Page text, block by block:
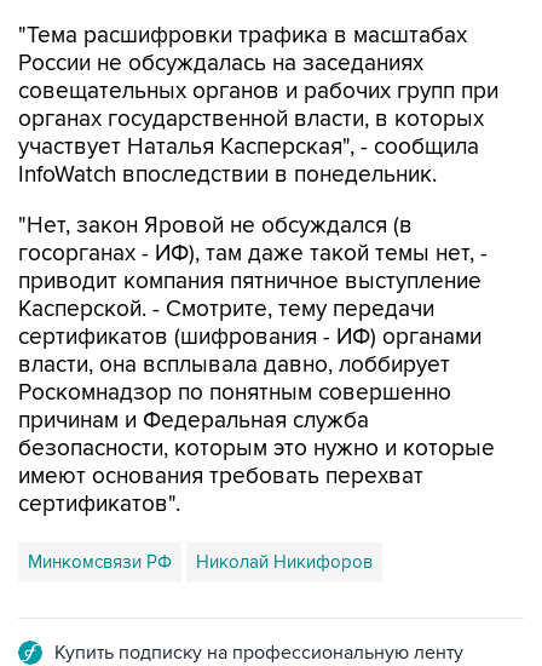
"Тема расшифровки трафика в масштабах
России не обсуждалась на заседаниях
совещательных органов и рабочих групп при
органах государственной власти, в которых
участвует Наталья Касперская", - сообщила
InfoWatch впоследствии в понедельник.
"Нет, закон Яровой не обсуждался (в
госорганах - ИФ), там даже такой темы нет, -
приводит компания пятничное выступление
Касперской. - Смотрите, тему передачи
сертификатов (шифрования - ИФ) органами
власти, она всплывала давно, лоббирует
Роскомнадзор по понятным совершенно
причинам и Федеральная служба
безопасности, которым это нужно и которые
имеют основания требовать перехват
сертификатов".
Минкомсвязи РФ Николай Никифоров
Купить подписку на профессиональную ленту